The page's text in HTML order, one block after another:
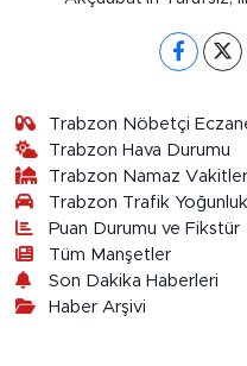
Trabzon Nöbetçi
Trabzon Hava Durumu
Trabzon Namaz
Trabzon Trafik Yoğunluk
Puan Durumu ve Fikstür
Tüm Manşetler
Son Dakika Haberleri
Haber Arşivi